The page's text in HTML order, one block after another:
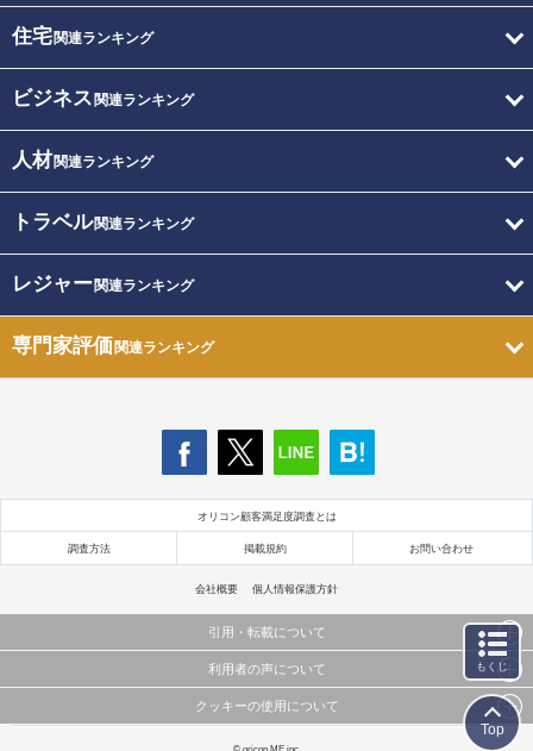
住宅関連ランキング
ビジネス 関連ランキング
人材関連ランキング
トラベル関連ランキング
レジャー関連ランキング
専門家評価関連ランキング
オリコン顧客満足度調査とは
調査方法 掲載規約 お問い合わせ
会社概要 個人情報保護方針
引用・転載について
当サイトで公開されている情報（文字、写真、イラスト、画像データ等）及びこれらの配置・
これらの情報を権利者の許可なく無断転載・複製などの二次利用を行うことは固く禁じており
利用者の声について
当サイトに掲載している内容はすべてサービスの利用者が提出された見解・感想です。
クッキーの使用について
このサイトでは Cookie を使用して、ユーザーに合わせたコンテンツや広告の表示、ソーシャル
もくじ
Top